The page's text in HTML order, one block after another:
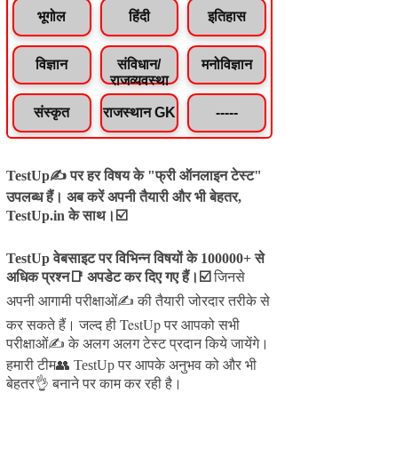
भूगोल हिंदी इतिहास
विज्ञान
संविधान/
राजव्यवस्था
मनोविज्ञान
संस्कृत राजस्थान GK -----
TestUp✍️ पर हर विषय के "फ्री ऑनलाइन टेस्ट"
उपलब्ध हैं। अब करें अपनी तैयारी और भी बेहतर,
TestUp.in के साथ।☑️
TestUp वेबसाइट पर विभिन्न विषयों के 100000+ से
अधिक प्रश्न📑 अपडेट कर दिए गए हैं। ☑️ जिनसे
अपनी आगामी परीक्षाओं✍️ की तैयारी जोरदार तरीके से
कर सकते हैं।जल्द ही TestUp पर आपको सभी
परीक्षाओं✍️ के अलग अलग टेस्ट प्रदान किये जायेंगे।
हमारी टीम👥 TestUp पर आपके अनुभव को और भी
बेहतर👌 बनाने पर काम कर रही है।